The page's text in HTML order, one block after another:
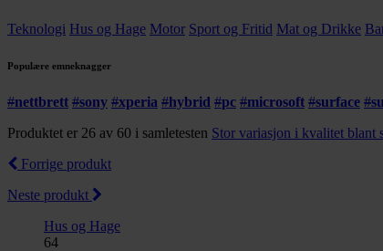
Teknologi Hus og Hage Motor Sport og Fritid Mat og Drikke
Populære emneknagger
#nettbrett #sony #xperia #hybrid #pc #microsoft #surface #
Produktet er 26 av 60 i samletesten Stor variasjon i kvalitet blant
Forrige produkt
Neste produkt
Hus og Hage
64